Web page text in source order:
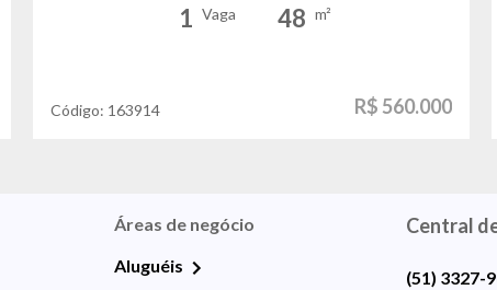
1 Vaga 48 m²
Código: 163914 R$ 560.000
Áreas de negócio
Aluguéis
Central
(51) 3327-